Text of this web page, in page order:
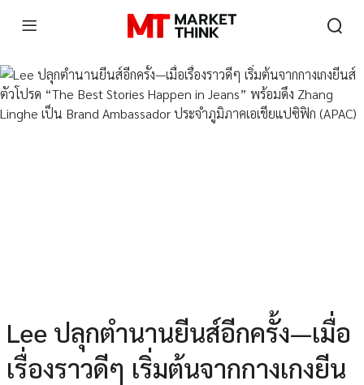
Lee ปลุกตำนานยีนส์อีกครั้ง—เมื่อ
เรื่องราวดีๆ เริ่มต้นจากกางเกงยีน